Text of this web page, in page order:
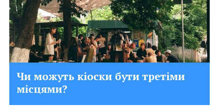
Чи можуть кіоски бути третіми
місцями?